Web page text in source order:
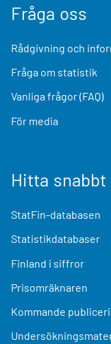
Fråga oss
Rådgivning och
Fråga om statistik
Vanliga frågor (FAQ)
För media
Hitta snabbt
StatFin-databasen
Statistikdatabaser
Finland i siffror
Prisomräknaren
Kommande